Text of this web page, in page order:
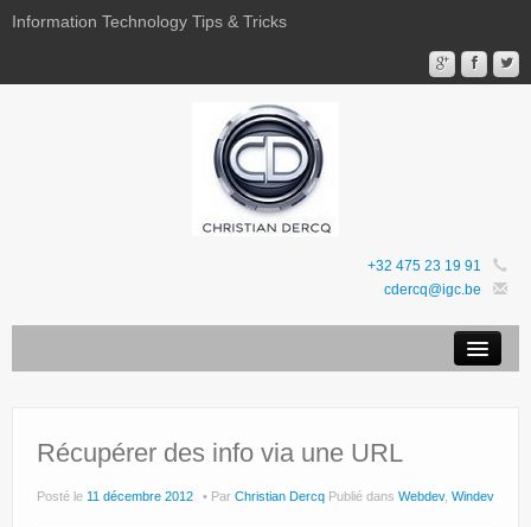
Information Technology Tips & Tricks
+32 475 23 19 91
cdercq@igc.be
Sites Web
Favoris
Récupérer des info via une URL
Posté le 11 décembre 2012 Par Christian Dercq Publié dans Webdev, Windev